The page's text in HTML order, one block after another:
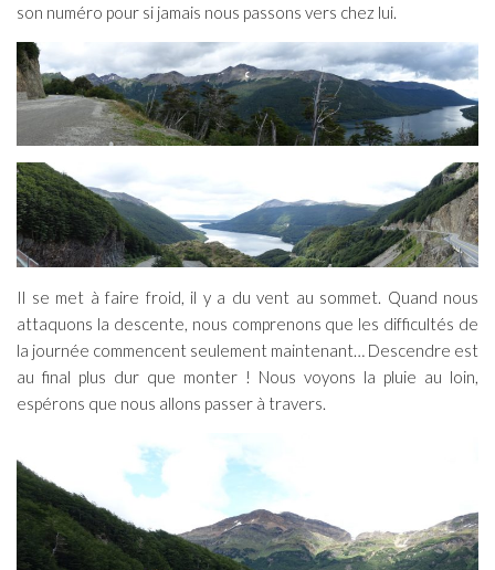
son numéro pour si jamais nous passons vers chez lui.
Il se met à faire froid, il y a du vent au sommet. Quand nous
attaquons la descente, nous comprenons que les difficultés de
la journée commencent seulement maintenant… Descendre est
au final plus dur que monter ! Nous voyons la pluie au loin,
espérons que nous allons passer à travers.